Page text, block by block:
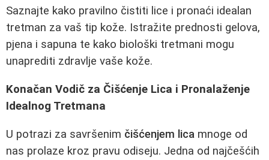
Saznajte kako pravilno čistiti lice i pronaći idealan
tretman za vaš tip kože. Istražite prednosti gelova,
pjena i sapuna te kako biološki tretmani mogu
unaprediti zdravlje vaše kože.
Konačan Vodič za Čišćenje Lica i Pronalaženje
Idealnog Tretmana
U potrazi za savršenim čišćenjem lica mnoge od
nas prolaze kroz pravu odiseju. Jedna od najčešćih